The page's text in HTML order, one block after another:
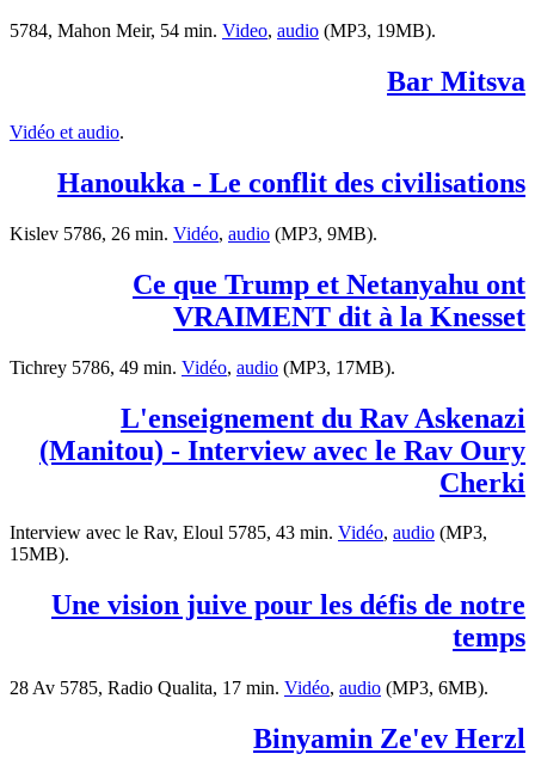
5784, Mahon Meir, 54 min. Video, audio (MP3, 19MB).
Bar Mitsva
Vidéo et audio.
Hanoukka - Le conflit des civilisations
Kislev 5786, 26 min. Vidéo, audio (MP3, 9MB).
Ce que Trump et Netanyahu ont
VRAIMENT dit à la Knesset
Tichrey 5786, 49 min. Vidéo, audio (MP3, 17MB).
L'enseignement du Rav Askenazi
(Manitou) - Interview avec le Rav Oury
Cherki
Interview avec le Rav, Eloul 5785, 43 min. Vidéo, audio (MP3,
15MB).
Une vision juive pour les défis de notre
temps
28 Av 5785, Radio Qualita, 17 min. Vidéo, audio (MP3, 6MB).
Binyamin Ze'ev Herzl